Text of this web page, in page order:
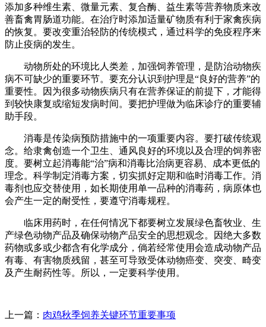
添加多种维生素、微量元素、复合酶、益生素等营养物质来改
善畜禽胃肠道功能。在治疗时添加适量矿物质有利于家禽疾病
的恢复。要改变重治轻防的传统模式，通过科学的免疫程序来
防止疫病的发生。
动物所处的环境比人类差，加强饲养管理，是防治动物疾
病不可缺少的重要环节。要充分认识到护理是“良好的营养”的
重要性。因为很多动物疾病只有在营养保证的前提下，才能得
到较快康复或缩短发病时间。要把护理做为临床诊疗的重要辅
助手段。
消毒是传染病预防措施中的一项重要内容。要打破传统观
念。给隶禽创造一个卫生、通风良好的环境以及合理的饲养密
度。要树立起消毒能“治”病和消毒比治病更容易、成本更低的
理念。科学制定消毒方案，切实抓好定期和临时消毒工作。消
毒剂也应交替使用，如长期使用单一品种的消毒药，病原体也
会产生一定的耐受性，要遵守消毒规程。
临床用药时，在任何情况下都要树立发展绿色畜牧业、生
产绿色动物产品及确保动物产品安全的思想观念。因绝大多数
药物或多或少都含有化学成分，倘若经常使用会造成动物产品
有毒、有害物质残留，甚至可导致受体动物癌变、突变、畸变
及产生耐药性等。所以，一定要科学使用。
上一篇： 肉鸡秋季饲养关键环节重要事项